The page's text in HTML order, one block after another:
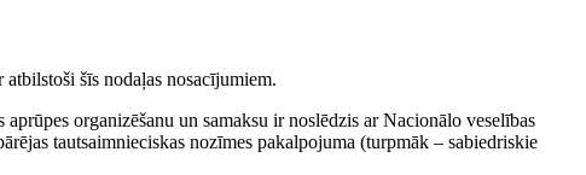
šīs nodaļas nosacījumiem.
organizēšanu un samaksu ir noslēdzis ar Nacionālo veselības
tautsaimnieciskas nozīmes pakalpojuma (turpmāk – sabiedriskie